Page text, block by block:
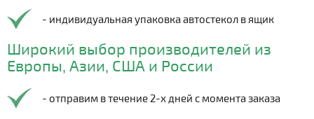
- индивидуальная упаковка автостекол в ящик
Широкий выбор производителей из
Европы, Азии, США и России
- отправим в течение 2-х дней с момента заказа